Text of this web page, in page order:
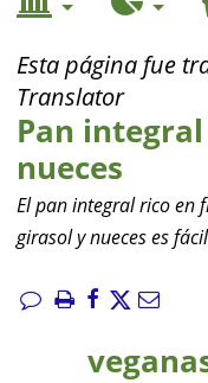
Esta página fue
Translator
Pan
nueces
El pan integral rico en
girasol y nueces es